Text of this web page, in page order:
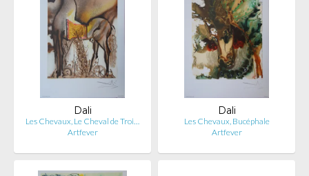
Dali
Les Chevaux, Le Cheval de Troi…
Artfever
Dali
Les Chevaux, Bucéphale
Artfever